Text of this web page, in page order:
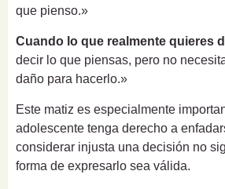
que pienso.»
Cuando lo que realmente quieres
decir lo que piensas, pero no
daño para hacerlo.»
Este matiz es especialmente
adolescente tenga derecho a
considerar injusta una decisión no
forma de expresarlo sea válida.